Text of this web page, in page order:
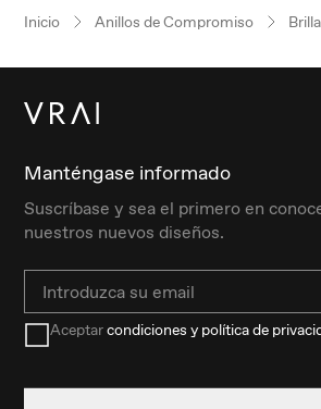
Inicio Anillos de Compromiso
Manténgase informado
Suscríbase y sea el primero en
nuestros nuevos diseños.
Email
Aceptarcondiciones y política de